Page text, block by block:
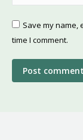
Save my name,
time I comment.
Post comment